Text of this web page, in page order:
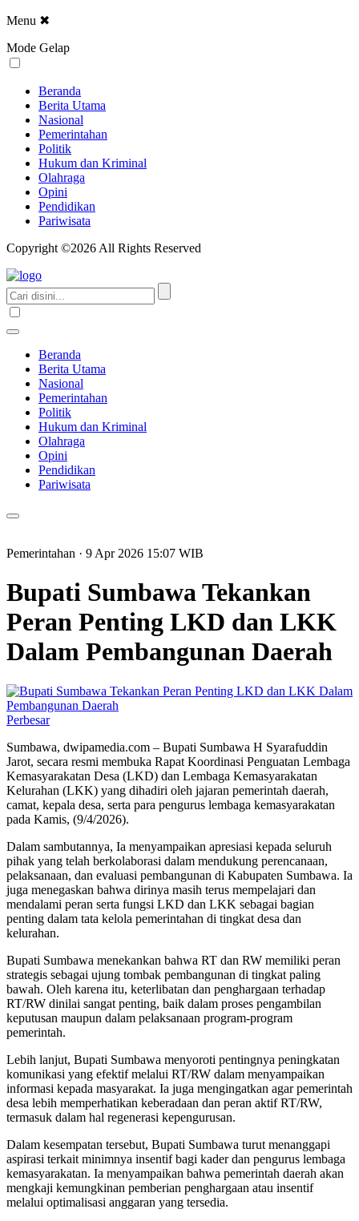
Menu ✖
Mode Gelap
Beranda
Berita Utama
Nasional
Pemerintahan
Politik
Hukum dan Kriminal
Olahraga
Opini
Pendidikan
Pariwisata
Copyright ©2026 All Rights Reserved
Beranda
Berita Utama
Nasional
Pemerintahan
Politik
Hukum dan Kriminal
Olahraga
Opini
Pendidikan
Pariwisata
Pemerintahan · 9 Apr 2026 15:07 WIB
Bupati Sumbawa Tekankan
Peran Penting LKD dan LKK
Dalam Pembangunan Daerah
Perbesar
Sumbawa, dwipamedia.com – Bupati Sumbawa H Syarafuddin
Jarot, secara resmi membuka Rapat Koordinasi Penguatan Lembaga
Kemasyarakatan Desa (LKD) dan Lembaga Kemasyarakatan
Kelurahan (LKK) yang dihadiri oleh jajaran pemerintah daerah,
camat, kepala desa, serta para pengurus lembaga kemasyarakatan
pada Kamis, (9/4/2026).
Dalam sambutannya, Ia menyampaikan apresiasi kepada seluruh
pihak yang telah berkolaborasi dalam mendukung perencanaan,
pelaksanaan, dan evaluasi pembangunan di Kabupaten Sumbawa. Ia
juga menegaskan bahwa dirinya masih terus mempelajari dan
mendalami peran serta fungsi LKD dan LKK sebagai bagian
penting dalam tata kelola pemerintahan di tingkat desa dan
kelurahan.
Bupati Sumbawa menekankan bahwa RT dan RW memiliki peran
strategis sebagai ujung tombak pembangunan di tingkat paling
bawah. Oleh karena itu, keterlibatan dan penghargaan terhadap
RT/RW dinilai sangat penting, baik dalam proses pengambilan
keputusan maupun dalam pelaksanaan program-program
pemerintah.
Lebih lanjut, Bupati Sumbawa menyoroti pentingnya peningkatan
komunikasi yang efektif melalui RT/RW dalam menyampaikan
informasi kepada masyarakat. Ia juga mengingatkan agar pemerintah
desa lebih memperhatikan keberadaan dan peran aktif RT/RW,
termasuk dalam hal regenerasi kepengurusan.
Dalam kesempatan tersebut, Bupati Sumbawa turut menanggapi
aspirasi terkait minimnya insentif bagi kader dan pengurus lembaga
kemasyarakatan. Ia menyampaikan bahwa pemerintah daerah akan
mengkaji kemungkinan pemberian penghargaan atau insentif
melalui optimalisasi anggaran yang tersedia.